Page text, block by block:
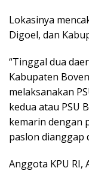
Lokasinya
Digoel, dan
“Tinggal dua
Kabupaten
melaksanakan
kedua atau PSU
kemarin dengan
paslon dianggap
Anggota KPU RI,